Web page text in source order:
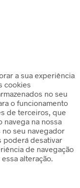
a sua experiência
cookies
no seu
o funcionamento
de terceiros, que
navega na nossa
no seu navegador
poderá desativar
de navegação
alteração.